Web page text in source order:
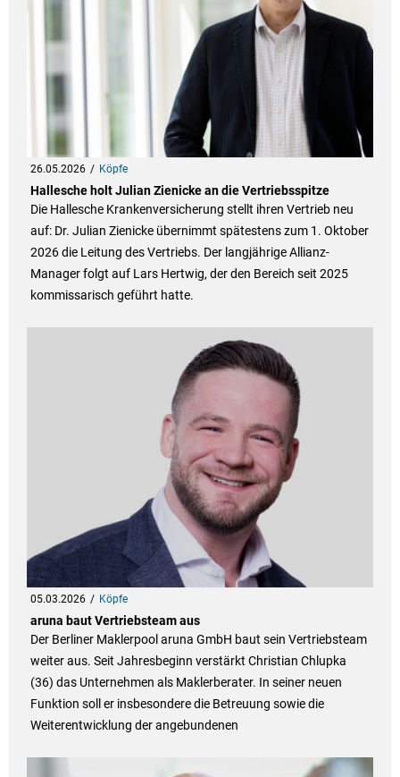
26.05.2026 Köpfe
Hallesche holt Julian Zienicke an die Vertriebsspitze
Die Hallesche Krankenversicherung stellt ihren Vertrieb neu
auf: Dr. Julian Zienicke übernimmt spätestens zum 1. Oktober
2026 die Leitung des Vertriebs. Der langjährige Allianz-
Manager folgt auf Lars Hertwig, der den Bereich seit 2025
kommissarisch geführt hatte.
05.03.2026 Köpfe
aruna baut Vertriebsteam aus
Der Berliner Maklerpool aruna GmbH baut sein Vertriebsteam
weiter aus. Seit Jahresbeginn verstärkt Christian Chlupka
(36) das Unternehmen als Maklerberater. In seiner neuen
Funktion soll er insbesondere die Betreuung sowie die
Weiterentwicklung der angebundenen